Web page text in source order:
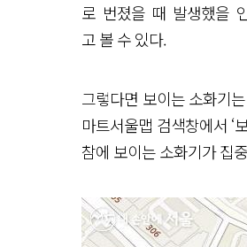
로 번졌을 때 발생했을
고 볼 수 있다.
그렇다면 보이는 소화기
마트서울맵 검색창에서 ‘
참에 보이는 소화기가 집